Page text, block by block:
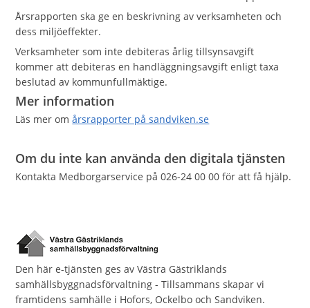
Årsrapporten ska ge en beskrivning av verksamheten och
dess miljöeffekter.
Verksamheter som inte debiteras årlig tillsynsavgift
kommer att debiteras en handläggningsavgift enligt taxa
beslutad av kommunfullmäktige.
Mer information
Läs mer omårsrapporter på sandviken.se
Om du inte kan använda den digitala tjänsten
Kontakta Medborgarservice på 026-24 00 00 för att få hjälp.
Den här e-tjänsten ges av Västra Gästriklands
samhällsbyggnadsförvaltning - Tillsammans skapar vi
framtidens samhälle i Hofors, Ockelbo och Sandviken.